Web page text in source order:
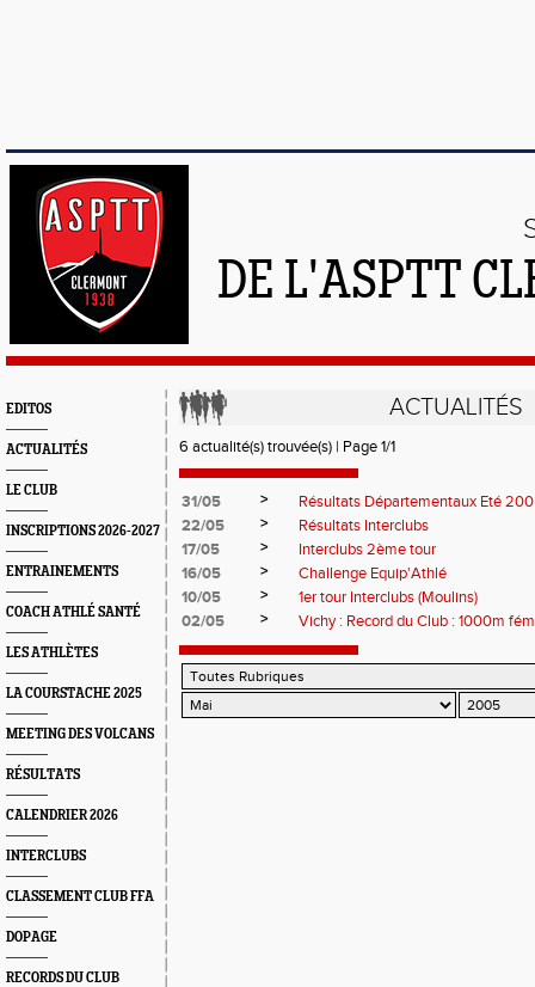
DE L'ASPTT
EDITOS
ACTUALITÉS
LE CLUB
INSCRIPTIONS 2026-2027
ENTRAINEMENTS
COACH ATHLÉ SANTÉ
LES ATHLÈTES
LA COURSTACHE 2025
MEETING DES VOLCANS
RÉSULTATS
CALENDRIER 2026
INTERCLUBS
CLASSEMENT CLUB FFA
DOPAGE
RECORDS DU CLUB
ACTUALITÉS
6 actualité(s) trouvée(s) | Page 1/1
31/05 >
Résultats Départementaux Eté
22/05
>
Résultats Interclubs
17/05
>
Interclubs 2ème tour
16/05
>
Challenge Equip'Athlé
10/05
>
1er tour Interclubs (Moulins)
02/05
> Vichy : Record du Club : 1000m